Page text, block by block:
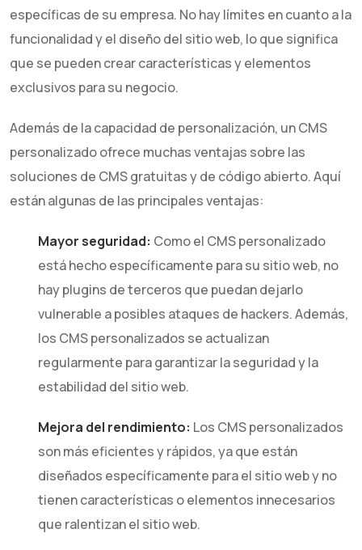
específicas de su empresa. No hay límites en cuanto a la
funcionalidad y el diseño del sitio web, lo que significa
que se pueden crear características y elementos
exclusivos para su negocio.
Además de la capacidad de personalización, un CMS
personalizado ofrece muchas ventajas sobre las
soluciones de CMS gratuitas y de código abierto. Aquí
están algunas de las principales ventajas:
Mayor seguridad: Como el CMS personalizado
está hecho específicamente para su sitio web, no
hay plugins de terceros que puedan dejarlo
vulnerable a posibles ataques de hackers. Además,
los CMS personalizados se actualizan
regularmente para garantizar la seguridad y la
estabilidad del sitio web.
Mejora del rendimiento: Los CMS personalizados
son más eficientes y rápidos, ya que están
diseñados específicamente para el sitio web y no
tienen características o elementos innecesarios
que ralentizan el sitio web.